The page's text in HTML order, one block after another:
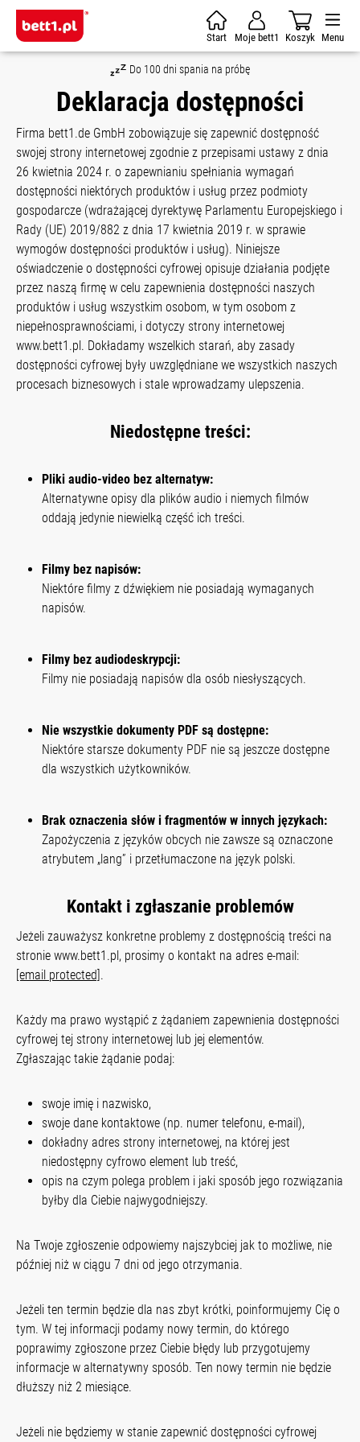
Skip to main content
Start Moje bett1 Koszyk Menu
Do 100 dni spania na próbę
Deklaracja dostępności
Firma bett1.de GmbH zobowiązuje się zapewnić dostępność
swojej strony internetowej zgodnie z przepisami ustawy z dnia
26 kwietnia 2024 r. o zapewnianiu spełniania wymagań
dostępności niektórych produktów i usług przez podmioty
gospodarcze (wdrażającej dyrektywę Parlamentu Europejskiego i
Rady (UE) 2019/882 z dnia 17 kwietnia 2019 r. w sprawie
wymogów dostępności produktów i usług). Niniejsze
oświadczenie o dostępności cyfrowej opisuje działania podjęte
przez naszą firmę w celu zapewnienia dostępności naszych
produktów i usług wszystkim osobom, w tym osobom z
niepełnosprawnościami, i dotyczy strony internetowej
www.bett1.pl. Dokładamy wszelkich starań, aby zasady
dostępności cyfrowej były uwzględniane we wszystkich naszych
procesach biznesowych i stale wprowadzamy ulepszenia.
Niedostępne treści:
Pliki audio-video bez alternatyw:
Alternatywne opisy dla plików audio i niemych filmów
oddają jedynie niewielką część ich treści.
Filmy bez napisów:
Niektóre filmy z dźwiękiem nie posiadają wymaganych
napisów.
Filmy bez audiodeskrypcji:
Filmy nie posiadają napisów dla osób niesłyszących.
Nie wszystkie dokumenty PDF są dostępne:
Niektóre starsze dokumenty PDF nie są jeszcze dostępne
dla wszystkich użytkowników.
Brak oznaczenia słów i fragmentów w innych językach:
Zapożyczenia z języków obcych nie zawsze są oznaczone
atrybutem „lang” i przetłumaczone na język polski.
Kontakt i zgłaszanie problemów
Jeżeli zauważysz konkretne problemy z dostępnością treści na
stronie www.bett1.pl, prosimy o kontakt na adres e-mail:
[email protected].
Każdy ma prawo wystąpić z żądaniem zapewnienia dostępności
cyfrowej tej strony internetowej lub jej elementów.
Zgłaszając takie żądanie podaj:
swoje imię i nazwisko,
swoje dane kontaktowe (np. numer telefonu, e-mail),
dokładny adres strony internetowej, na której jest
niedostępny cyfrowo element lub treść,
opis na czym polega problem i jaki sposób jego rozwiązania
byłby dla Ciebie najwygodniejszy.
Na Twoje zgłoszenie odpowiemy najszybciej jak to możliwe, nie
później niż w ciągu 7 dni od jego otrzymania.
Jeżeli ten termin będzie dla nas zbyt krótki, poinformujemy Cię o
tym. W tej informacji podamy nowy termin, do którego
poprawimy zgłoszone przez Ciebie błędy lub przygotujemy
informacje w alternatywny sposób. Ten nowy termin nie będzie
dłuższy niż 2 miesiące.
Jeżeli nie będziemy w stanie zapewnić dostępności cyfrowej